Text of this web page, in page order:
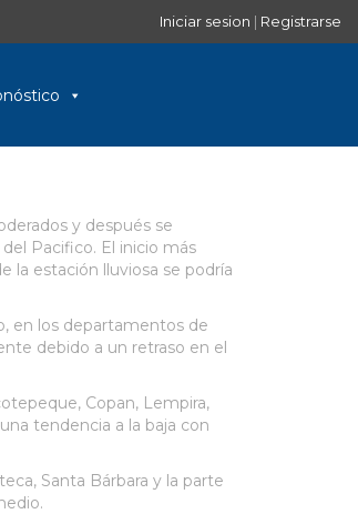
Iniciar sesion | Registrarse
y después se
Pacifico. El inicio más
la estación lluviosa se podría
en los departamentos de
debido a un retraso en el
Copan, Lempira,
tendencia a la baja con
Santa Bárbara y la parte